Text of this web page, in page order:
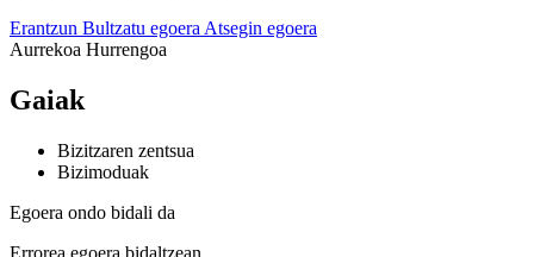
Erantzun Bultzatu egoera Atsegin egoera
Aurrekoa Hurrengoa
Gaiak
Bizitzaren zentsua
Bizimoduak
Egoera ondo bidali da